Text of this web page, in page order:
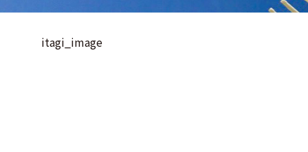
itagi_image